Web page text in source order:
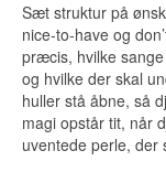
Sæt struktur på
nice-to-have og
præcis, hvilke
og hvilke der skal
huller stå åbne, så
magi opstår tit, når
uventede perle, der